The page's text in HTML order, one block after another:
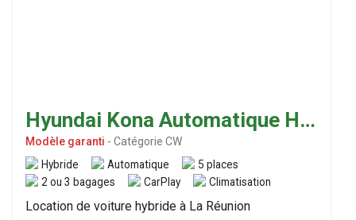
Hyundai Kona Automatique Hybride
Modèle garanti - Catégorie CW
Hybride
Automatique
5 places
2 ou 3 bagages
CarPlay Climatisation
Location de voiture hybride à La Réunion